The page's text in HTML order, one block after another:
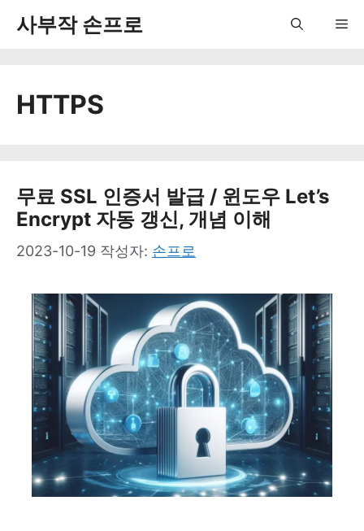
사부작 손프로
HTTPS
무료 SSL 인증서 발급 / 윈도우 Let’s
Encrypt 자동 갱신, 개념 이해
2023-10-19 작성자: 손프로